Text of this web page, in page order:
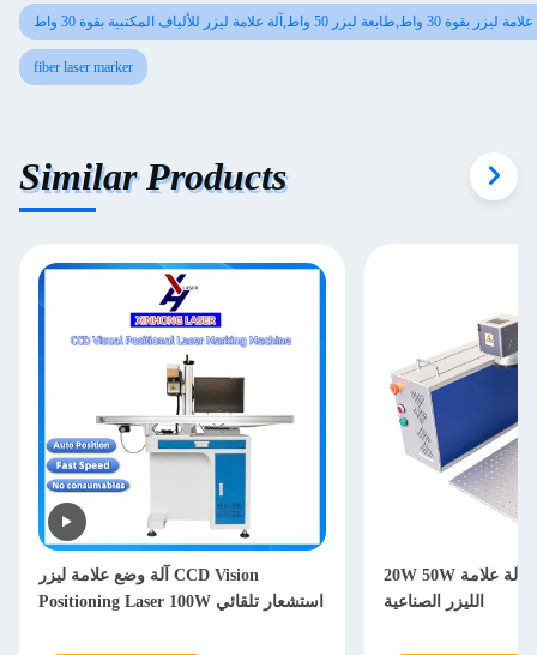
ليزر 50 واط,آلة علامة ليزر للألياف المكتبية بقوة 30 واط
fiber laser marker
Similar Products
آلة وضع علامة ليزر CCD Vision
Positioning Laser 100W استشعار تلقائي
20W 50W آلة علامة الألياف آلة علامة
الليزر الصناعية